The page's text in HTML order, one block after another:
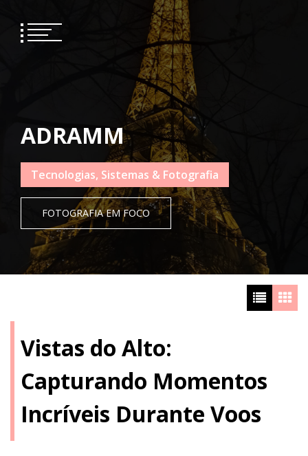
content
ADRAMM
Tecnologias, Sistemas & Fotografia
FOTOGRAFIA EM FOCO
Vistas do Alto:
Capturando Momentos
Incríveis Durante Voos